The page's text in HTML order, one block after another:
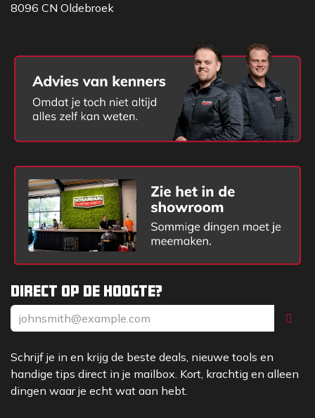
functionaliteiten in de onderstaande brochure.
Penetrologger PRO
Conus 1 cm2, 60 °
Conus 2 cm2, 60 °
Sondeerstang (conus 1 cm2) Ø 8 mm
Sondeerstang (conus 2 cm2 - 5 cm2) Ø 10 mm
Controlemal voor de conussen
Diepte referentieplaat
Toolset Penetrologger PRO
USB-C naar USB-C kabel, 1 m
Penetrologger PRO gebruikshandleiding
Opties
Bodemvochtsensor set
Direct op de hoogte?
Schrijf je in en krijg de beste deals, nieuwe tools en
handige tips direct in je mailbox. Kort, krachtig en alleen
dingen waar je echt wat aan hebt.
8096 CN Oldebroek